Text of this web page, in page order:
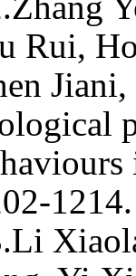
Rui,
1214.